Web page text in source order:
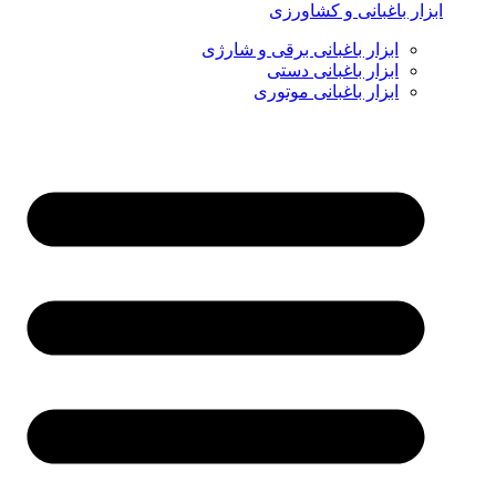
ابزار باغبانی و کشاورزی
ابزار باغبانی برقی و شارژی
ابزار باغبانی دستی
ابزار باغبانی موتوری